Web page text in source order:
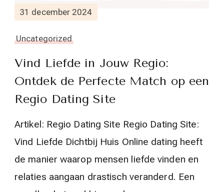
31 december 2024
Uncategorized
Vind Liefde in Jouw Regio:
Ontdek de Perfecte Match op een
Regio Dating Site
Artikel: Regio Dating Site Regio Dating Site:
Vind Liefde Dichtbij Huis Online dating heeft
de manier waarop mensen liefde vinden en
relaties aangaan drastisch veranderd. Een